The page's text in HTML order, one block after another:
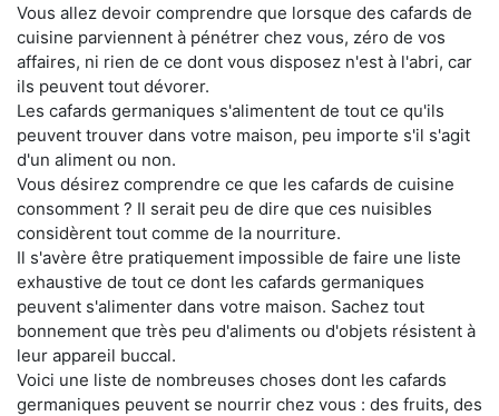
Vous allez devoir comprendre que lorsque des cafards de
cuisine parviennent à pénétrer chez vous, zéro de vos
affaires, ni rien de ce dont vous disposez n'est à l'abri, car
ils peuvent tout dévorer.
Les cafards germaniques s'alimentent de tout ce qu'ils
peuvent trouver dans votre maison, peu importe s'il s'agit
d'un aliment ou non.
Vous désirez comprendre ce que les cafards de cuisine
consomment ? Il serait peu de dire que ces nuisibles
considèrent tout comme de la nourriture.
Il s'avère être pratiquement impossible de faire une liste
exhaustive de tout ce dont les cafards germaniques
peuvent s'alimenter dans votre maison. Sachez tout
bonnement que très peu d'aliments ou d'objets résistent à
leur appareil buccal.
Voici une liste de nombreuses choses dont les cafards
germaniques peuvent se nourrir chez vous : des fruits, des